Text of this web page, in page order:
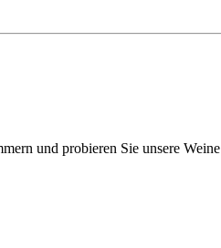
und probieren Sie unsere